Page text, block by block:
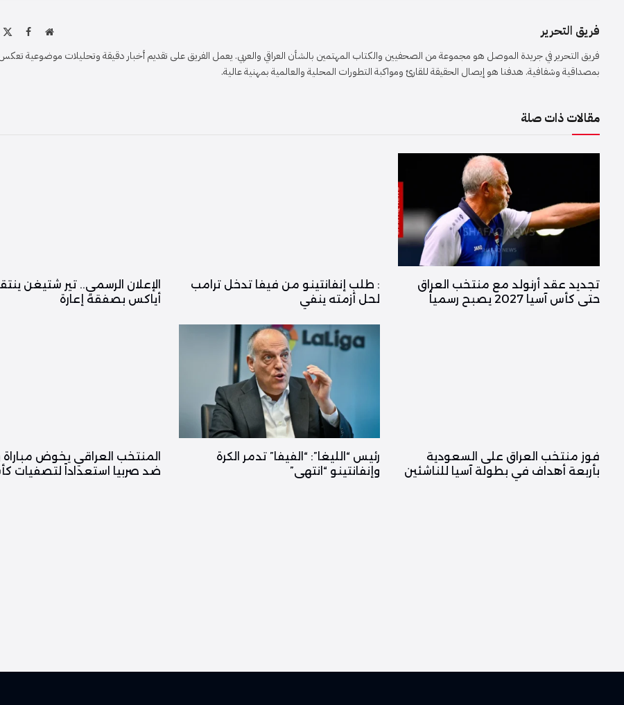
فريق التحرير
موقعفيسبوك
فريق التحرير في جريدة الموصل هو مجموعة من الصحفيين والكتاب المهتمين بالشأن العراقي والعربي. يعمل الفريق على تقديم أخبار دقيقة وتحليلات موضوعية
بمصداقية وشفافية. هدفنا هو إيصال الحقيقة للقارئ ومواكبة التطورات المحلية والعالمية بمهنية عالية.
مقالات ذات صلة
تجديد عقد أرنولد مع منتخب العراق
حتى كأس آسيا 2027 يصبح رسمياً
: طلب إنفانتينو من فيفا تدخل ترامب
لحل أزمته ينفي
الإعلان الرسمي.. تير شتيغن
أياكس بصفقة إعارة
فوز منتخب العراق على السعودية
بأربعة أهداف في بطولة آسيا للناشئين
رئيس “الليغا”: “الفيفا” تدمر الكرة
وإنفانتينو “انتهى”
المنتخب العراقي يخوض مباراة
ضد صربيا استعداداً لتصفيات